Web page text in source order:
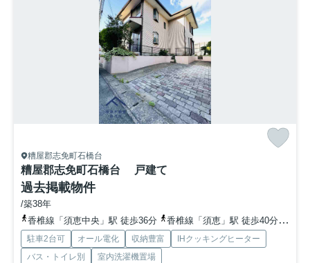
糟屋郡志免町石橋台
糟屋郡志免町石橋台 戸建て
過去掲載物件
/築38年
香椎線「須恵中央」駅 徒歩36分
香椎線「須恵」駅 徒歩40分
駐車2台可 オール電化 収納豊富
IHクッキングヒーター
バス・トイレ別
室内洗濯機置場